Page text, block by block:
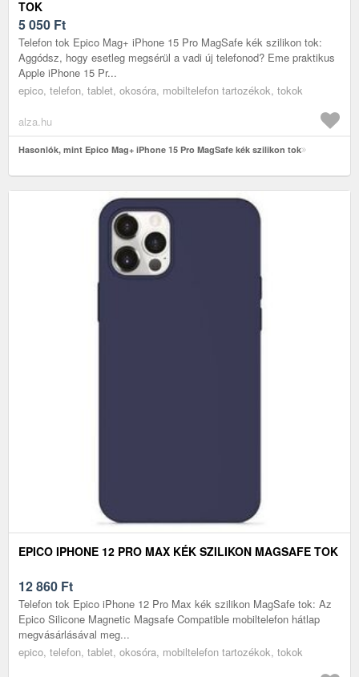
TOK
5 050 Ft
Telefon tok Epico Mag+ iPhone 15 Pro MagSafe kék szilikon tok:
Aggódsz, hogy esetleg megsérül a vadi új telefonod? Eme praktikus
Apple iPhone 15 Pr...
epico, telefon, tablet, okosóra, mobiltelefon tartozékok, tokok
alza.hu
Hasonlók, mint Epico Mag+ iPhone 15 Pro MagSafe kék szilikon tok
EPICO IPHONE 12 PRO MAX KÉK SZILIKON MAGSAFE TOK
12 860 Ft
Telefon tok Epico iPhone 12 Pro Max kék szilikon MagSafe tok: Az
Epico Silicone Magnetic Magsafe Compatible mobiltelefon hátlap
megvásárlásával meg...
epico, telefon, tablet, okosóra, mobiltelefon tartozékok, tokok